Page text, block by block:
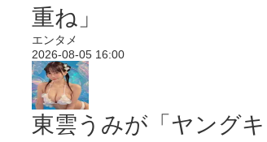
重ね」
エンタメ
2026-08-05 16:00
東雲うみが「ヤングキ